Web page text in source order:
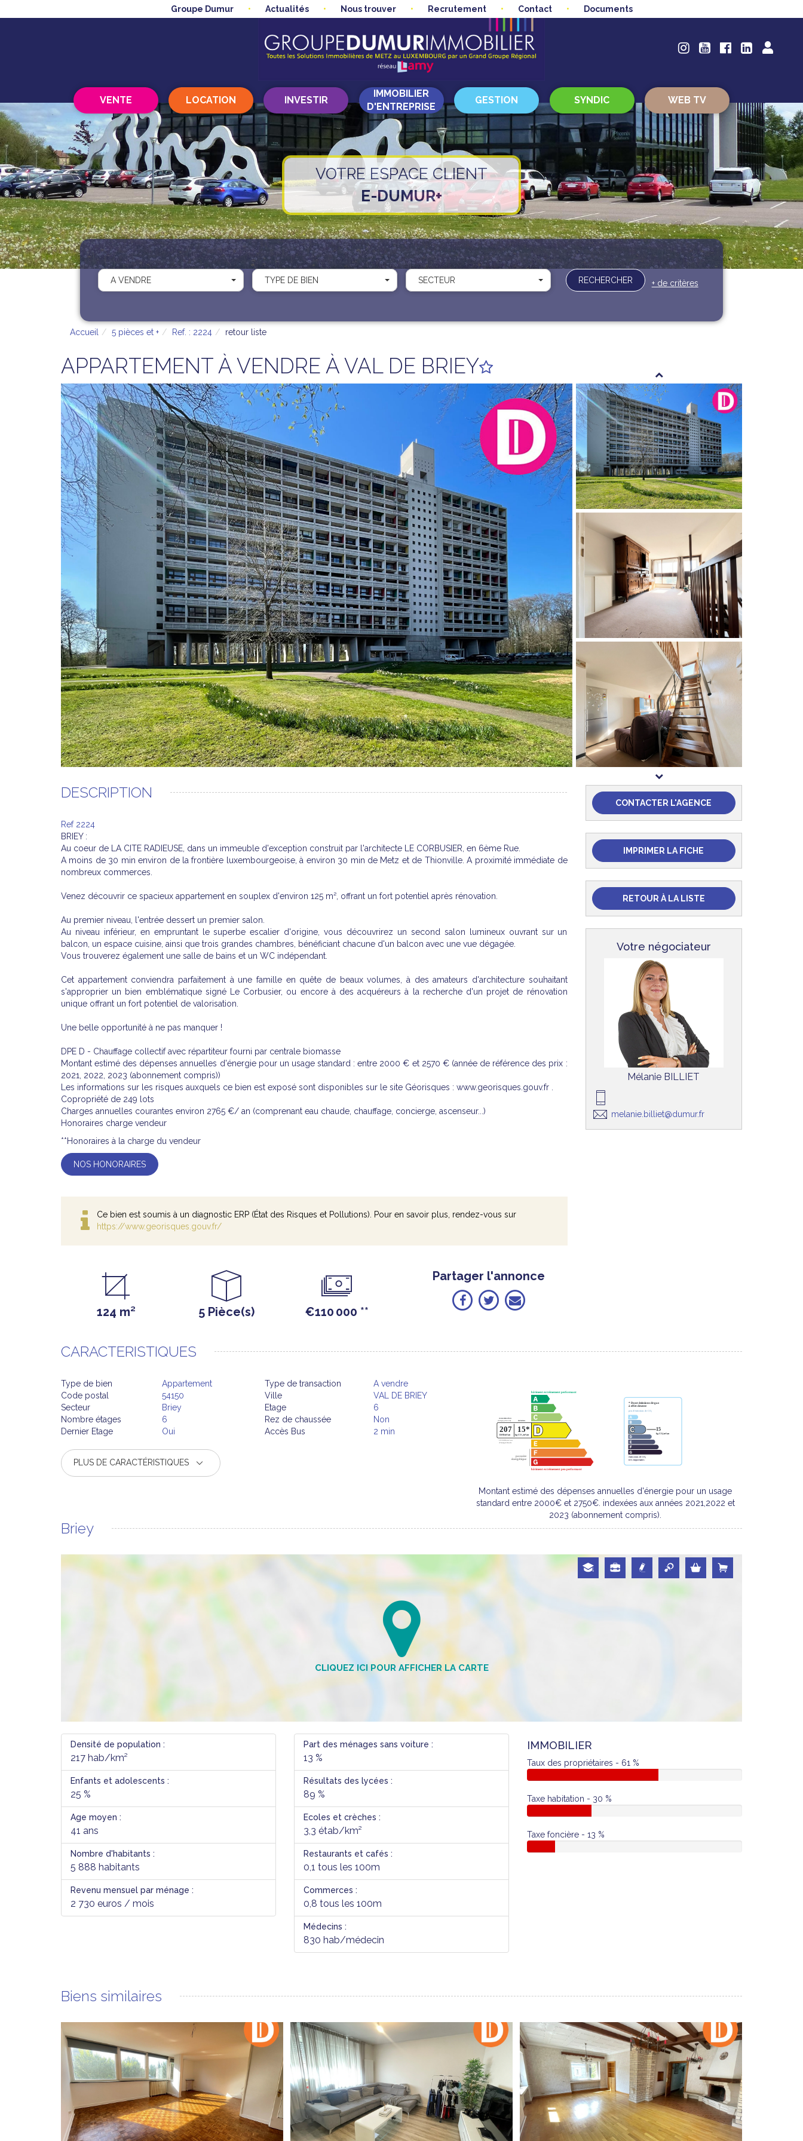
Groupe Dumur Actualités Nous trouver Recrutement Contact Documents
VENTE LOCATION INVESTIR
IMMOBILIER
D'ENTREPRISE
GESTION SYNDIC WEB TV
VOTRE ESPACE CLIENT
E-DUMUR+
A VENDRE TYPE DE BIEN SECTEUR RECHERCHER + de critères
Accueil 5 pièces et + Ref. : 2224 retour liste
APPARTEMENT À VENDRE À VAL DE BRIEY
DESCRIPTION
Ref 2224
BRIEY :
Au coeur de LA CITE RADIEUSE, dans un immeuble d'exception construit par l'architecte LE CORBUSIER, en 6ème Rue.
A moins de 30 min environ de la frontière luxembourgeoise, à environ 30 min de Metz et de Thionville. A proximité immédiate de
nombreux commerces.
Venez découvrir ce spacieux appartement en souplex d'environ 125 m², offrant un fort potentiel après rénovation.
Au premier niveau, l'entrée dessert un premier salon.
Au niveau inférieur, en empruntant le superbe escalier d'origine, vous découvrirez un second salon lumineux ouvrant sur un
balcon, un espace cuisine, ainsi que trois grandes chambres, bénéficiant chacune d'un balcon avec une vue dégagée.
Vous trouverez également une salle de bains et un WC indépendant.
Cet appartement conviendra parfaitement à une famille en quête de beaux volumes, à des amateurs d'architecture souhaitant
s'approprier un bien emblématique signé Le Corbusier, ou encore à des acquéreurs à la recherche d'un projet de rénovation
unique offrant un fort potentiel de valorisation.
Une belle opportunité à ne pas manquer !
DPE D - Chauffage collectif avec répartiteur fourni par centrale biomasse
Montant estimé des dépenses annuelles d'énergie pour un usage standard : entre 2000 € et 2570 € (année de référence des prix :
2021, 2022, 2023 (abonnement compris))
Les informations sur les risques auxquels ce bien est exposé sont disponibles sur le site Géorisques : www.georisques.gouv.fr .
Copropriété de 249 lots
Charges annuelles courantes environ 2765 €/ an (comprenant eau chaude, chauffage, concierge, ascenseur...)
Honoraires charge vendeur
**Honoraires à la charge du vendeur
NOS HONORAIRES
Ce bien est soumis à un diagnostic ERP (État des Risques et Pollutions). Pour en savoir plus, rendez-vous sur
https://www.georisques.gouv.fr/
124 m² 5 Pièce(s) €110 000 **
Partager l'annonce
CONTACTER L'AGENCE
IMPRIMER LA FICHE
RETOUR À LA LISTE
Votre négociateur
Mélanie BILLIET
melanie.billiet@dumur.fr
CARACTERISTIQUES
Type de bien
Appartement
Code postal
54150
Secteur
Briey
Nombre étages
6
Dernier Etage
Oui
Type de transaction
A vendre
Ville
VAL DE BRIEY
Etage
6
Rez de chaussée
Non
Accès Bus
2 min
PLUS DE CARACTÉRISTIQUES
Montant estimé des dépenses annuelles d'énergie pour un usage
standard entre 2000€ et 2750€. indexées aux années 2021,2022 et
2023 (abonnement compris).
Briey
Densité de population :
217 hab/km²
Enfants et adolescents :
25 %
Age moyen :
41 ans
Nombre d'habitants :
5 888 habitants
Revenu mensuel par ménage :
2 730 euros / mois
Part des ménages sans voiture :
13 %
Résultats des lycées :
89 %
Ecoles et crèches :
3,3 étab/km²
Restaurants et cafés :
0,1 tous les 100m
Commerces :
0,8 tous les 100m
Médecins :
830 hab/médecin
IMMOBILIER
Taux des propriétaires - 61 %
Taxe habitation - 30 %
Taxe foncière - 13 %
Biens similaires